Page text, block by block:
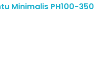
Minimalis PH100-350